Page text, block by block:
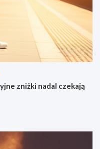
zniżki nadal czekają